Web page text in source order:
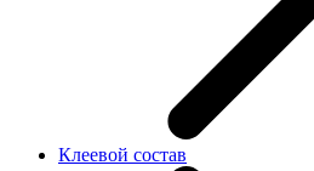
Клеевой состав